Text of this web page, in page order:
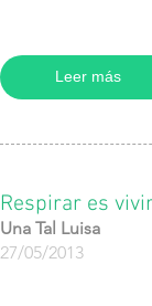
Leer más
Respirar es
Una Tal Luisa
27/05/2013